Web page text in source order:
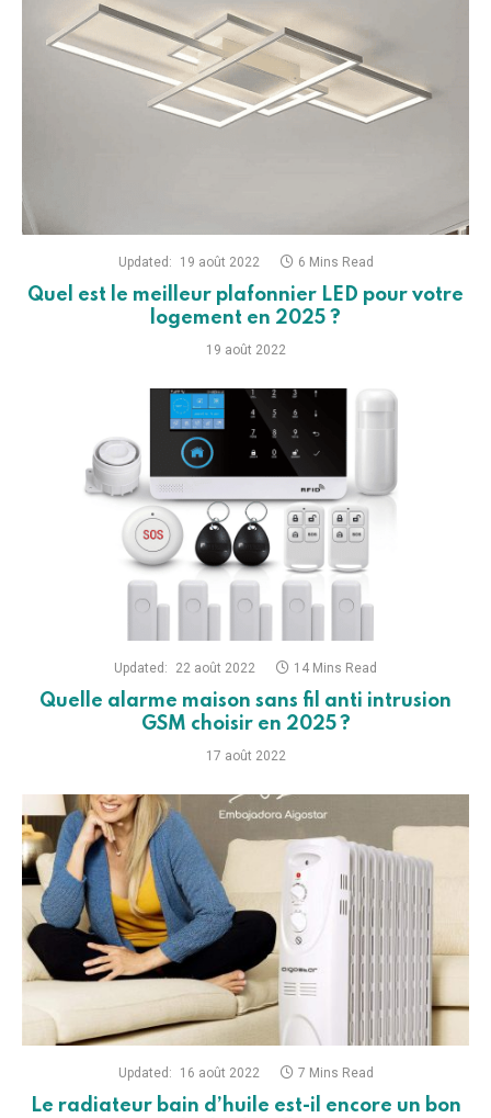
Updated: 19 août 2022 6 Mins Read
Quel est le meilleur plafonnier LED pour votre
logement en 2025 ?
19 août 2022
Updated: 22 août 2022 14 Mins Read
Quelle alarme maison sans fil anti intrusion
GSM choisir en 2025 ?
17 août 2022
Updated: 16 août 2022 7 Mins Read
Le radiateur bain d’huile est-il encore un bon